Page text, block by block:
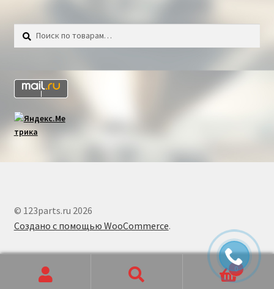
Искать:
Поиск
© 123parts.ru 2026
Создано с помощью WooCommerce.
0